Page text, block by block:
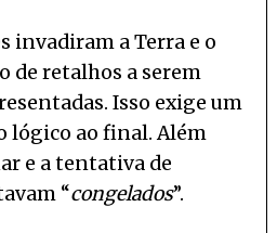
invadiram a Terra e o
de retalhos a serem
Isso exige um
lógico ao final. Além
e a tentativa de
“congelados”.